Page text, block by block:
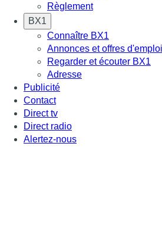
Règlement
BX1
Connaître BX1
Annonces et offres d'emploi
Regarder et écouter BX1
Adresse
Publicité
Contact
Direct tv
Direct radio
Alertez-nous